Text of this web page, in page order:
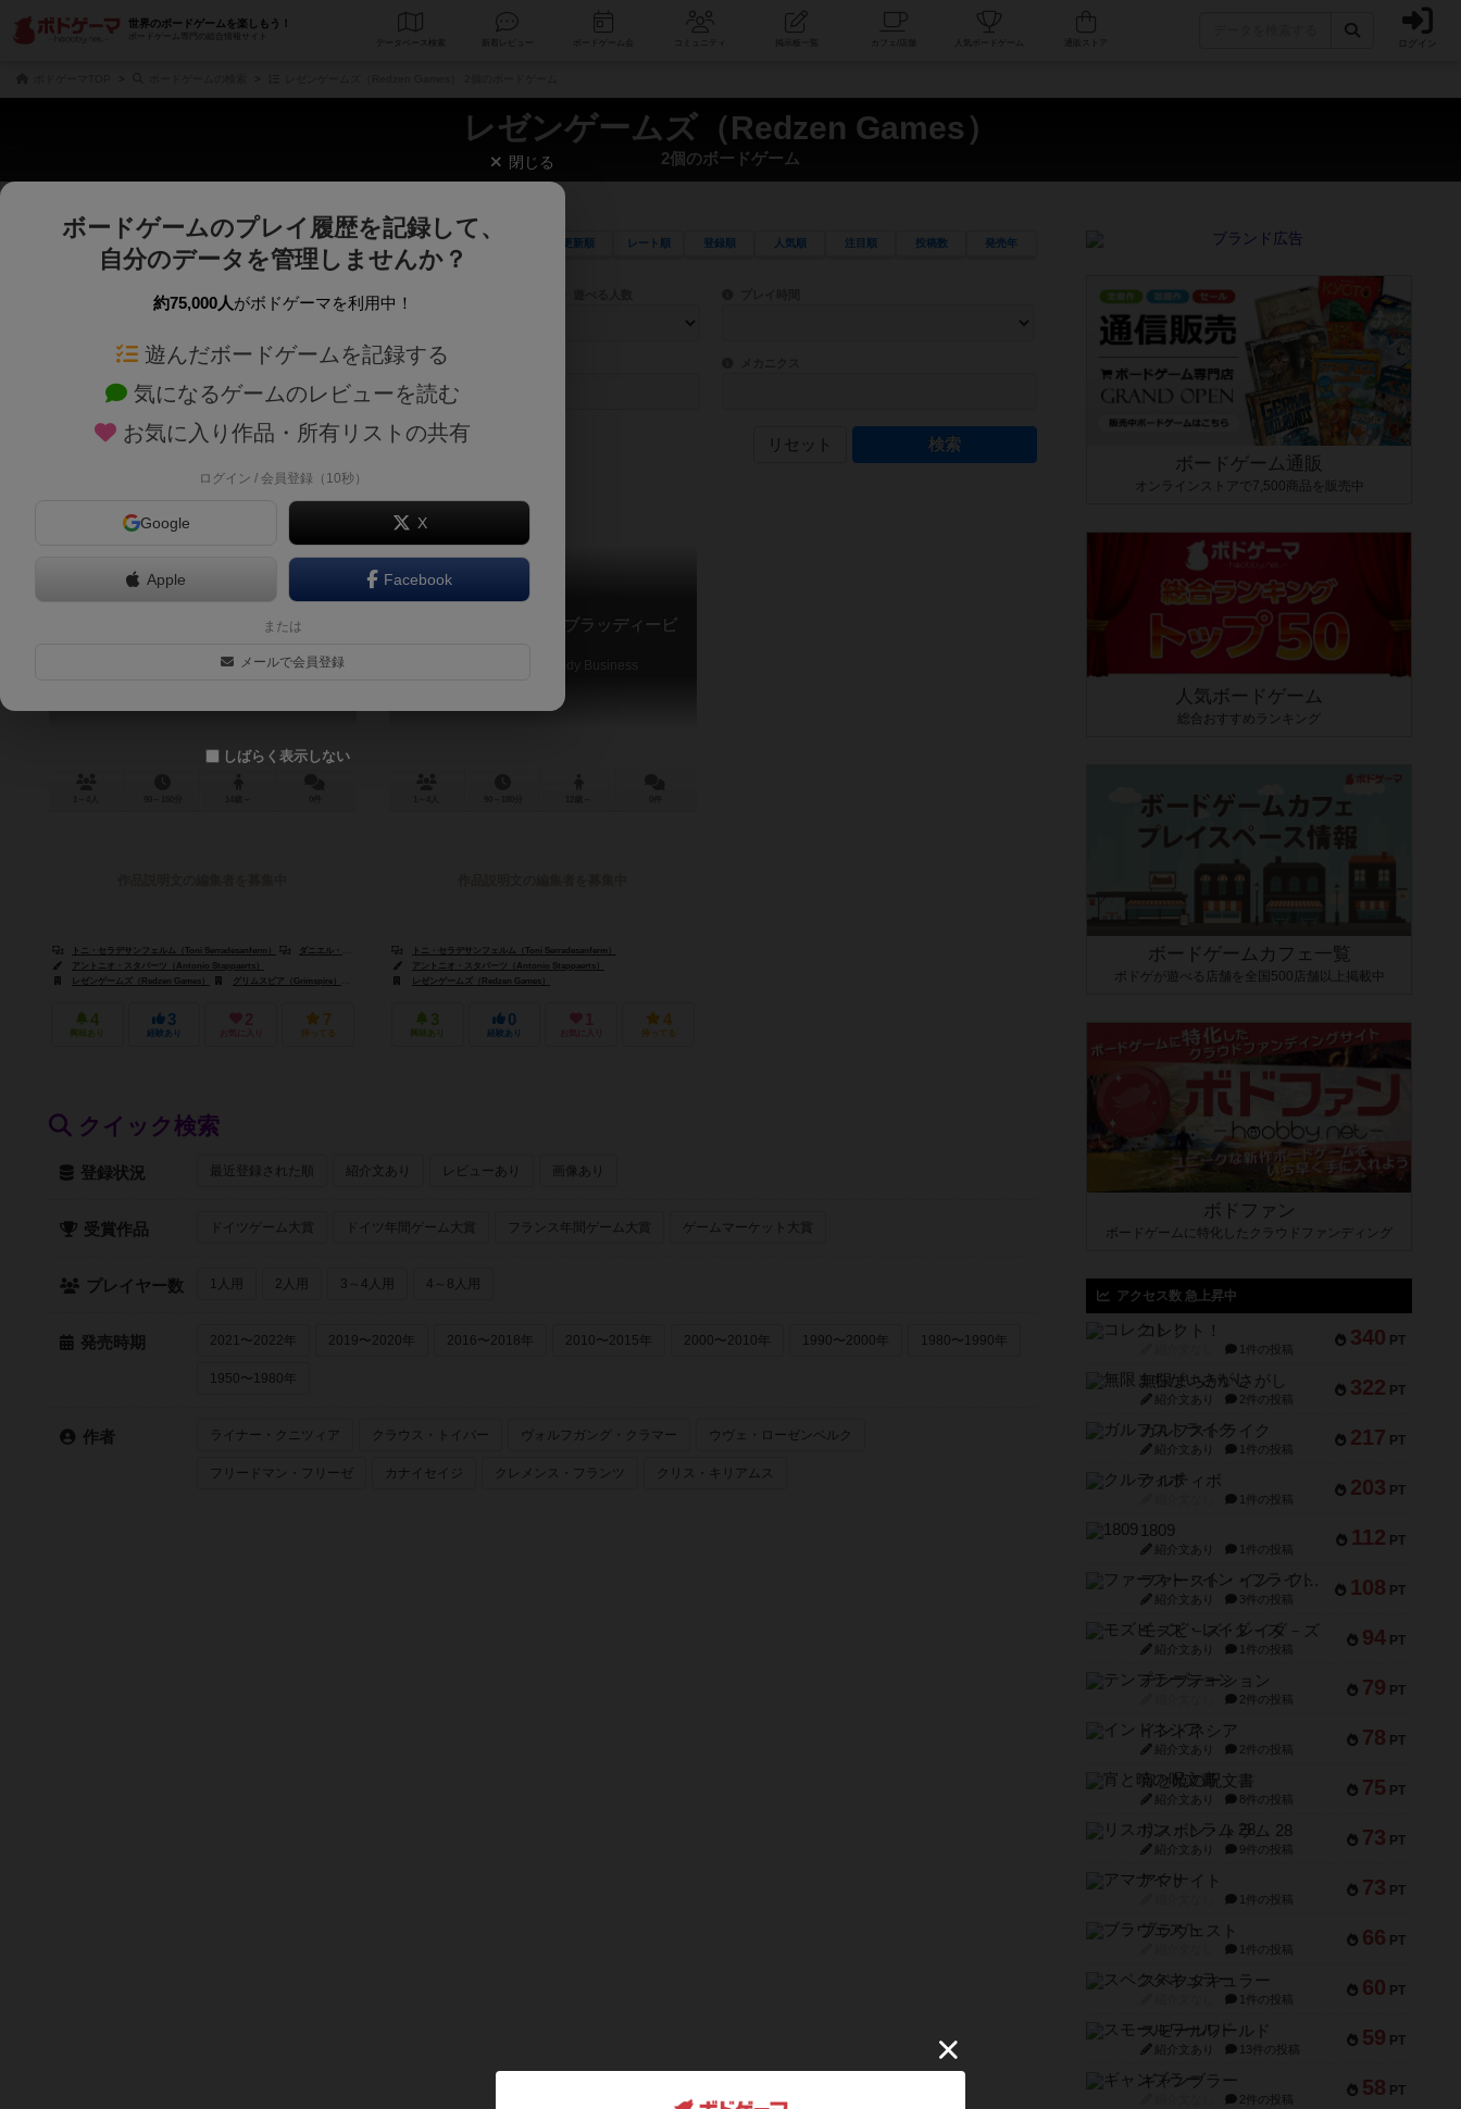
世界のボードゲームを楽しもう！
ボードゲーム専門の総合情報サイト
データベース コミュニティ 人気ボードゲーム ログイン
レゼンゲームズ（Redzen Games）
2個のボードゲーム
じっくり表示 更新順 レート順 登録順 人気順 注目順 投稿数 発売年
商品名、商品説明文、デザイナー名、テーマ名、メカニクス名を対象にフリーワード検索ができます。
ゲームデザイナー名を指定して検索できます。
ゲームデザイナー 目安となる所要時間を指定することができます。マニュアルを読む時間や参加者へのルール説明時間は含まれていないため、初めて
対象年齢を指定します。 世界観や登場人物などモチーフ・ストーリーを指定することができます。直感的にゲームシステムを理解できるよう、中世ファンタジー・クッキング・海賊同士の対決など、ゲームコンセプトを絞
テーマ/フレーバー ゲーム性を構成するコアシステムです。主にボードゲームに慣れている方向けの絞込機能です。例えば「ダイスロール」はランダ
リセット
スカーフェイス 1920
トニ・セラデサンフェルム（Toni Serradesanferm）
ダニエル・サイモン（Daniel Simon）
アントニオ・スタパーツ（Antonio Stappaerts）
レゼンゲームズ（Redzen Games）
グリムスピア（Grimspire） SDゲームズ（SD Games）
4
興味あり
3
経験あり
2
お気に入り
7
持ってる
スカーフェイス 1920 ブラッディービ
Scarface 1920: Bloody Business
トニ・セラデサンフェルム（Toni Serradesanferm）
アントニオ・スタパーツ（Antonio Stappaerts）
レゼンゲームズ（Redzen Games）
3
興味あり
0
経験あり
1
お気に入り
4
持ってる
クイック検索
登録状況 最近登録された順 紹介文あり レビューあり 画像あり
受賞作品 ドイツゲーム大賞 ドイツ年間ゲーム大賞 フランス年間ゲーム大賞 ゲームマーケット大賞
プレイヤー数 1人用 2人用 3～4人用 4～8人用
発売時期 2021〜2022年 2019〜2020年 2016〜2018年 2010〜2015年 2000〜2010年 1990〜2000年 1980〜1990年
1950〜1980年
作者 ライナー・クニツィア クラウス・トイバー ヴォルフガング・クラマー ウヴェ・ローゼンベルク
フリードマン・フリーゼ カナイセイジ クレメンス・フランツ クリス・キリアムス
ボードゲーム通販
オンラインストアで7,500商品を販売中
人気ボードゲーム
総合おすすめランキング
ボードゲームカフェ一覧
ボドゲが遊べる店舗を全国500店舗以上掲載中
ボドファン
ボードゲームに特化したクラウドファンディング
アクセス数 急上昇中
340 PT
コレクト！
1件の投稿
322 PT
無限まちがいさがし
紹介文あり 2件の投稿
217 PT
ガルフストライク
紹介文あり 1件の投稿
203 PT
クルティボ
1件の投稿
112 PT
1809
紹介文あり 1件の投稿
108 PT
ファースト・イン・フライト
紹介文あり 3件の投稿
94 PT
モズビ－ズ・レイダ－ズ
紹介文あり 1件の投稿
79 PT
テンプテーション
2件の投稿
78 PT
インドネシア
紹介文あり 2件の投稿
75 PT
宵と暁の呪文書
紹介文あり 8件の投稿
73 PT
リスボン・トラム 28
紹介文あり 9件の投稿
73 PT
アマナイト
1件の投稿
66 PT
ブラヴェスト
1件の投稿
60 PT
スペクタキュラー
1件の投稿
59 PT
スモールワールド
紹介文あり 13件の投稿
58 PT
ギャンブラー
2件の投稿
閉じる
ボードゲームのプレイ履歴を記録して、
自分のデータを管理しませんか？
約75,000人がボドゲーマを利用中！
遊んだボードゲームを記録する
気になるゲームのレビューを読む
お気に入り作品・所有リストの共有
ログイン / 会員登録（10秒）
Google X
Apple Facebook
または
メールで会員登録
しばらく表示しない